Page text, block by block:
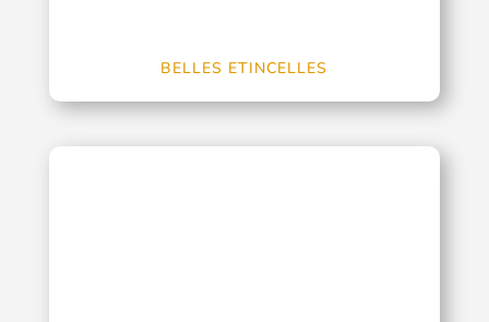
BELLES ETINCELLES